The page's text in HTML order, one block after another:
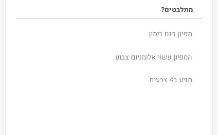
מתלבטים?
מפיון דגם רימון
המפיון עשוי אלומניום צבוע
מגיע ב4 צבעים.